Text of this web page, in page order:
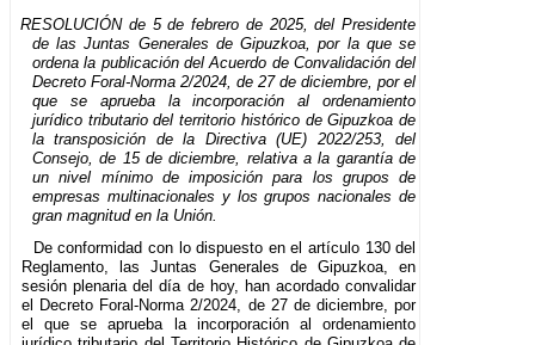
RESOLUCIÓN de 5 de febrero de 2025, del Presidente
de las Juntas Generales de Gipuzkoa, por la que se
ordena la publicación del Acuerdo de Convalidación del
Decreto Foral-Norma 2/2024, de 27 de diciembre, por el
que se aprueba la incorporación al ordenamiento
jurídico tributario del territorio histórico de Gipuzkoa de
la transposición de la Directiva (UE) 2022/253, del
Consejo, de 15 de diciembre, relativa a la garantía de
un nivel mínimo de imposición para los grupos de
empresas multinacionales y los grupos nacionales de
gran magnitud en la Unión.
De conformidad con lo dispuesto en el artículo 130 del
Reglamento, las Juntas Generales de Gipuzkoa, en
sesión plenaria del día de hoy, han acordado convalidar
el Decreto Foral-Norma 2/2024, de 27 de diciembre, por
el que se aprueba la incorporación al ordenamiento